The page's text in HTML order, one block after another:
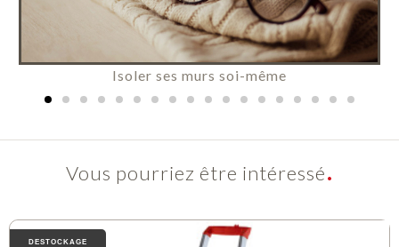
Isoler ses murs soi-même
Vous pourriez être intéressé
DESTOCKAGE